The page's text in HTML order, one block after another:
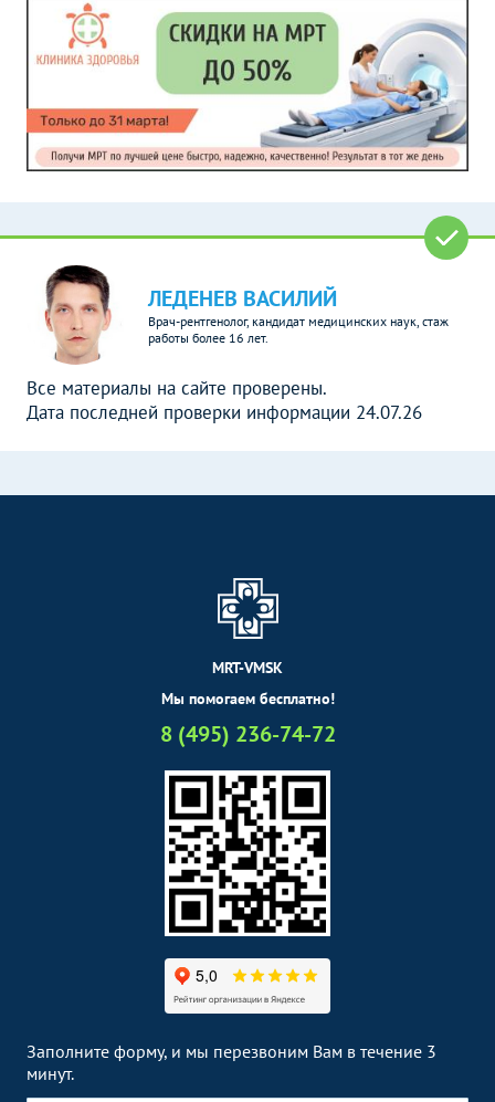
ЛЕДЕНЕВ ВАСИЛИЙ
Врач-рентгенолог, кандидат медицинских наук, стаж
работы более 16 лет.
Все материалы на сайте проверены.
Дата последней проверки информации 24.07.26
MRT-VMSK
Мы помогаем бесплатно!
8 (495) 236-74-72
Заполните форму, и мы перезвоним Вам в течение 3
минут.